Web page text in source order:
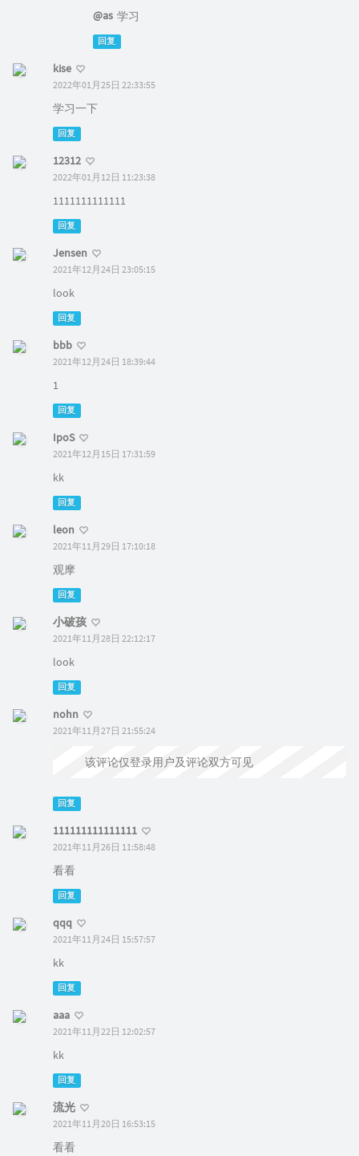
@as 学习
回复
kise
2022年01月25日 22:33:55
学习一下
回复
12312
2022年01月12日 11:23:38
1111111111111
回复
Jensen
2021年12月24日 23:05:15
look
回复
bbb
2021年12月24日 18:39:44
1
回复
IpoS
2021年12月15日 17:31:59
kk
回复
leon
2021年11月29日 17:10:18
观摩
回复
小破孩
2021年11月28日 22:12:17
look
回复
nohn
2021年11月27日 21:55:24
该评论仅登录用户及评论双方可见
回复
111111111111111
2021年11月26日 11:58:48
看看
回复
qqq
2021年11月24日 15:57:57
kk
回复
aaa
2021年11月22日 12:02:57
kk
回复
流光
2021年11月20日 16:53:15
看看